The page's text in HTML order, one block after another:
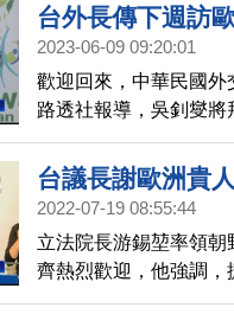
台外長傳下週訪
2023-06-09 09:20:01
歡迎回來，中華民國
路透社報導，吳釗燮
場安全會議，預計將
前外交部還沒有正式回
台議長謝歐洲貴
2022-07-19 08:55:44
立法院長游錫堃率領
齊熱烈歡迎，他強調
觀，不應卑躬屈膝對極